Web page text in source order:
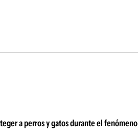
a perros y gatos durante el fenómeno